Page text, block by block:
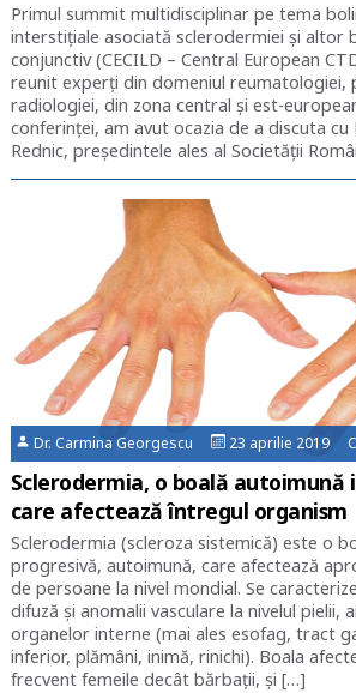
Primul summit multidisciplinar pe tema
interstițiale asociată sclerodermiei și altor
conjunctiv (CECILD – Central European
reunit experți din domeniul reumatologiei,
radiologiei, din zona central și est-
conferinței, am avut ocazia de a discuta cu
Rednic, președintele ales al Societății
Dr. Carmina Georgescu 23 aprilie 2019
Sclerodermia, o boală autoimună
care afectează întregul organism
Sclerodermia (scleroza sistemică) este o
progresivă, autoimună, care afectează
de persoane la nivel mondial. Se
difuză și anomalii vasculare la nivelul pielii,
organelor interne (mai ales esofag, tract
inferior, plămâni, inimă, rinichi). Boala
frecvent femeile decât bărbații, și […]